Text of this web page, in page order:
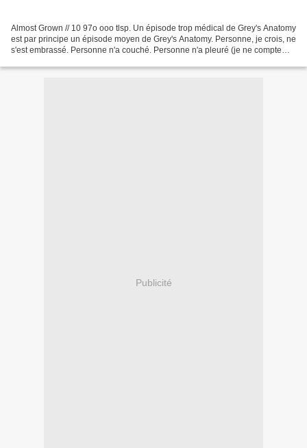
Almost Grown // 10 97o ooo tlsp. Un épisode trop médical de Grey's Anatomy
est par principe un épisode moyen de Grey's Anatomy. Personne, je crois, ne
s'est embrassé. Personne n'a couché. Personne n'a pleuré (je ne compte
Publicité